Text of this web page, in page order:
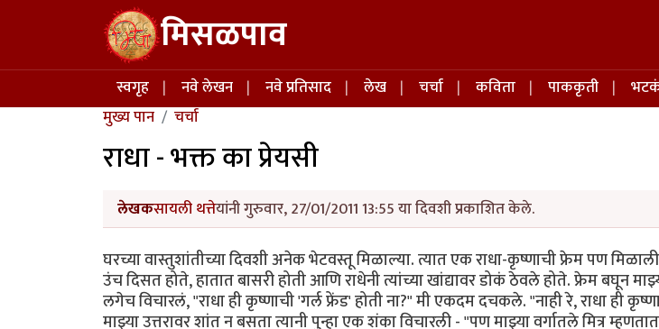
Skip to main content मिसळपाव
Main navigation
स्वगृह नवे लेखन नवे प्रतिसाद लेख चर्चा कविता पाककृती
मुख्य पान
चर्चा
राधा - भक्त का प्रेयसी
लेखकसायली थत्तेयांनी गुरुवार, 27/01/2011 13:55 या दिवशी प्रकाशित केले.
घरच्या वास्तुशांतीच्या दिवशी अनेक भेटवस्तू मिळाल्या. त्यात एक राधा-कृष्णाची फ्रेम पण मिळाली
उंच दिसत होते, हातात बासरी होती आणि राधेनी त्यांच्या खांद्यावर डोकं ठेवले होते. फ्रेम बघून
लगेच विचारलं, "राधा ही कृष्णाची 'गर्ल फ्रेंड' होती ना?" मी एकदम दचकले. "नाही रे, राधा ही
माझ्या उत्तरावर शांत न बसता त्यानी पुन्हा एक शंका विचारली - "पण माझ्या वर्गातले मित्र